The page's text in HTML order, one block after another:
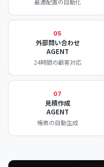
最適配置の自動化
05
外部問い合わせ
AGENT
24時間の顧客対応
07
見積作成
AGENT
帳票の自動生成